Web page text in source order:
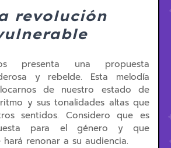
revolución
presenta una propuesta
y rebelde. Esta melodía
de nuestro estado de
y sus tonalidades altas que
sentidos. Considero que es
para el género y que
renonar a su audiencia.